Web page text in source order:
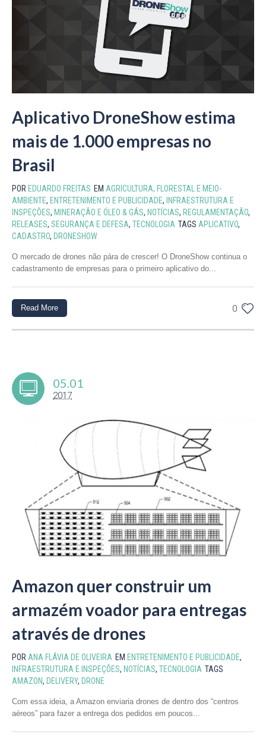
Aplicativo DroneShow estima
mais de 1.000 empresas no
Brasil
POR EDUARDO FREITAS EM AGRICULTURA, FLORESTAL E MEIO-
AMBIENTE, ENTRETENIMENTO E PUBLICIDADE, INFRAESTRUTURA E
INSPEÇÕES, MINERAÇÃO E ÓLEO & GÁS, NOTÍCIAS, REGULAMENTAÇÃO,
RELEASES, SEGURANÇA E DEFESA, TECNOLOGIA TAGS APLICATIVO,
CADASTRO, DRONESHOW
O mercado de drones não pára de crescer! O DroneShow continua o
cadastramento de empresas para o primeiro aplicativo do...
0
Read More
05.01
2017
Amazon quer construir um
armazém voador para entregas
através de drones
POR ANA FLÁVIA DE OLIVEIRA EM ENTRETENIMENTO E PUBLICIDADE,
INFRAESTRUTURA E INSPEÇÕES, NOTÍCIAS, TECNOLOGIA TAGS
AMAZON, DELIVERY, DRONE
Com essa ideia, a Amazon enviaria drones de dentro dos “centros
aéreos” para fazer a entrega dos pedidos em poucos...